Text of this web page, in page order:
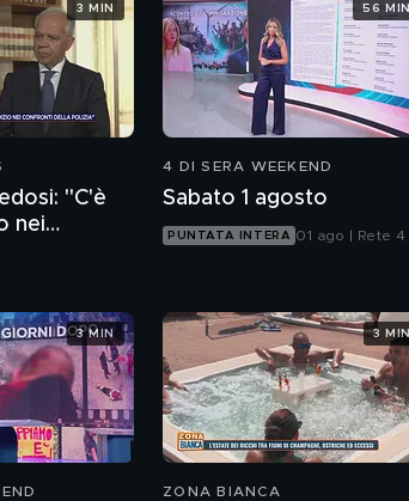
"C'è
nei
polizia"
3 MIN
4 DI SERA WEEKEND
Sabato 1 agosto
PUNTATA INTERA 01 ago | Rete 4
56 MIN
3 MIN
ZONA BIANCA
3 MIN